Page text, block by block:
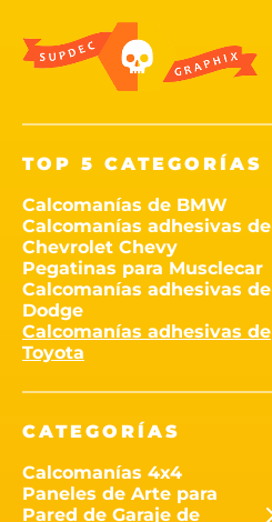
TOP 5 CATEGORÍAS
Calcomanías de BMW
Calcomanías adhesivas de
Chevrolet Chevy
Pegatinas para Musclecar
Calcomanías adhesivas de
Dodge
Calcomanías adhesivas de
Toyota
CATEGORÍAS
Calcomanías 4x4
Paneles de Arte para
Pared de Garaje de